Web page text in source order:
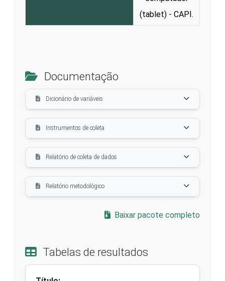
(tablet) - CAPI.
Documentação
Dicionário de variáveis
Instrumentos de coleta
Relatório de coleta de dados
Relatório metodológico
Baixar pacote completo
Tabelas de resultados